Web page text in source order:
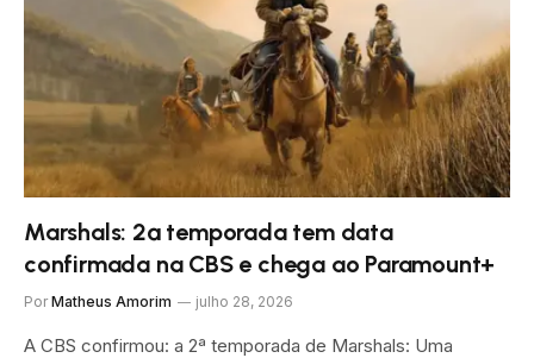
Marshals: 2ª temporada tem data
confirmada na CBS e chega ao Paramount+
Por Matheus Amorim julho 28, 2026
A CBS confirmou: a 2ª temporada de Marshals: Uma